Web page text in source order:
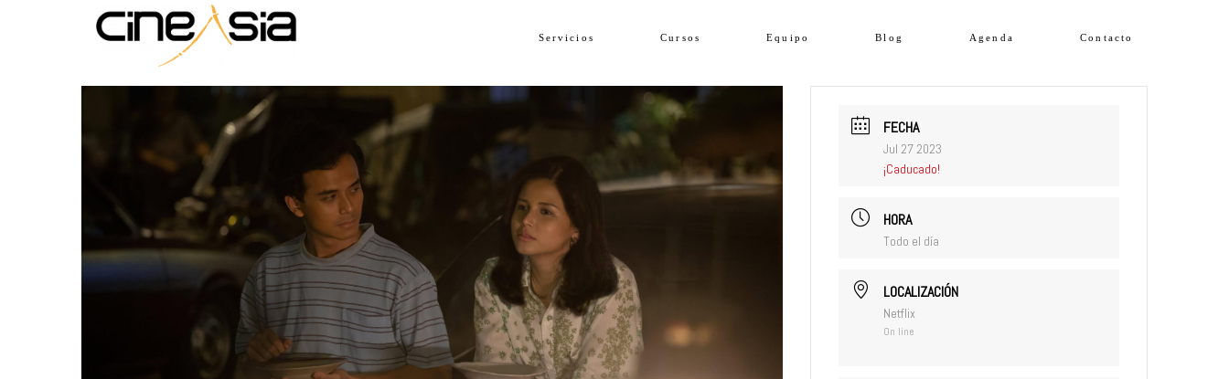
Servicios Cursos Equipo Blog Agenda Contacto
FECHA
Jul 27 2023
¡Caducado!
HORA
Todo el día
LOCALIZACIÓN
Netflix
On line